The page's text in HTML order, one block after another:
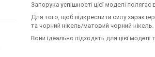
Запорука успішності цієї моделі
Для того, щоб підкреслити силу
та чорний нікель/матовий чорний нікель.
Вони ідеально підходять для цієї моделі